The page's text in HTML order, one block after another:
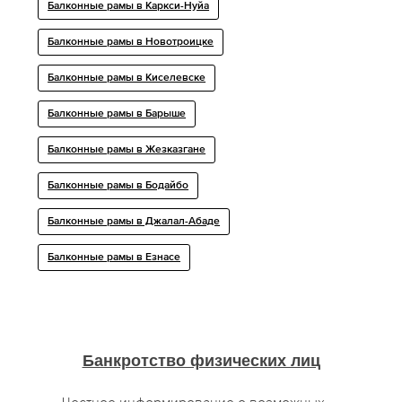
Балконные рамы в Каркси-Нуйа
Балконные рамы в Новотроицке
Балконные рамы в Киселевске
Балконные рамы в Барыше
Балконные рамы в Жезказгане
Балконные рамы в Бодайбо
Балконные рамы в Джалал-Абаде
Балконные рамы в Езнасе
Банкротство физических лиц